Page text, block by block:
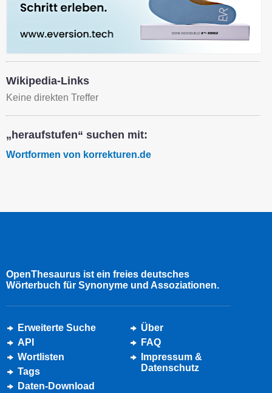
Wikipedia-Links
Keine direkten Treffer
„heraufstufen“ suchen mit:
Wortformen von korrekturen.de
OpenThesaurus ist ein freies deutsches
Wörterbuch für Synonyme und Assoziationen.
Erweiterte Suche
API
Wortlisten
Tags
Daten-Download
Über
FAQ
Impressum &
Datenschutz